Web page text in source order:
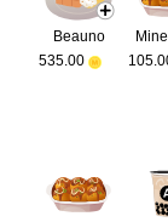
Beauno
535.00